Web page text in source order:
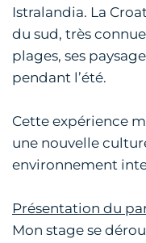
Istralandia. La
du sud, très
plages, ses
pendant l’été.
Cette expérience
une nouvelle
environnement
Présentation du
Mon stage se